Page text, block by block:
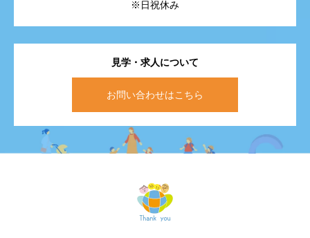
見学・求人について
お問い合わせはこちら
※日祝休み